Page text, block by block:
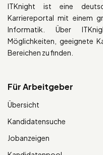
ITKnight ist eine
Karriereportal mit einem
Informatik. Über
Möglichkeiten, geeignete
Bereichen zu finden.
Für Arbeitgeber
Übersicht
Kandidatensuche
Jobanzeigen